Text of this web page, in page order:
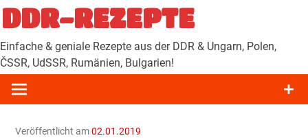
Zum
Inhalt
springen
DDR-REZEPTE
Einfache & geniale Rezepte aus der DDR & Ungarn, Polen,
ČSSR, UdSSR, Rumänien, Bulgarien!
Veröffentlicht am02.01.2019